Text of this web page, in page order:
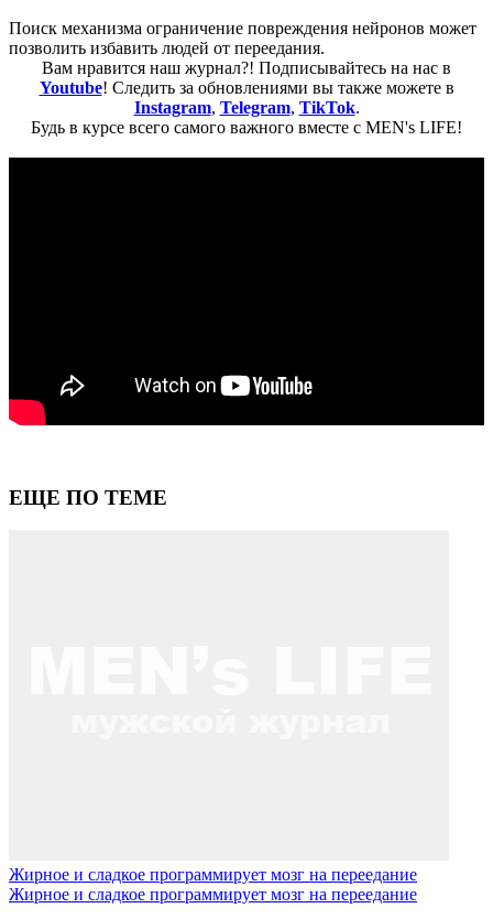
Поиск механизма ограничение повреждения нейронов может
позволить избавить людей от переедания.
Вам нравится наш журнал?! Подписывайтесь на нас в
Youtube! Следить за обновлениями вы также можете в
Instagram, Telegram, TikTok.
Будь в курсе всего самого важного вместе с MEN's LIFE!
ЕЩЕ ПО ТЕМЕ
Жирное и сладкое программирует мозг на переедание
Жирное и сладкое программирует мозг на переедание